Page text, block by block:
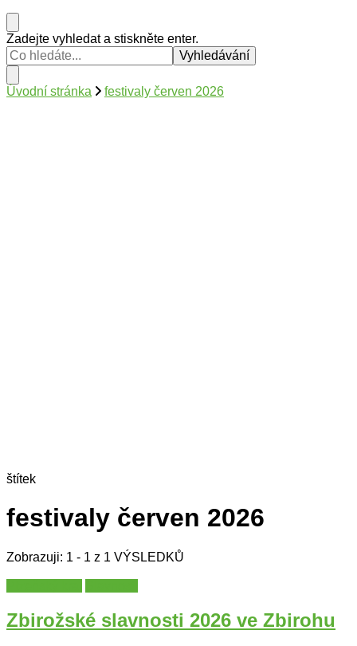
Hledáte
něco
?
Zadejte vyhledat a stiskněte enter.
Úvodní stránka festivaly červen 2026
štítek
festivaly červen 2026
Zobrazuji: 1 - 1 z 1 VÝSLEDKŮ
Zbirožské slavnosti 2026 ve Zbirohu